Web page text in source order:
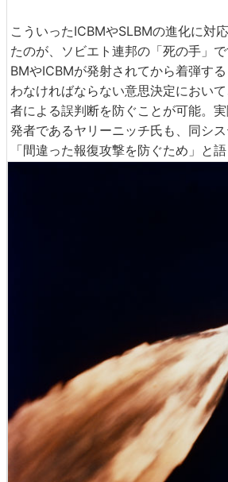
こういったICBMやSLBMの進化に対
たのが、ソビエト連邦の「死の手」
BMやICBMが発射されてから着弾す
わなければならない意思決定におい
者による誤判断を防ぐことが可能。
発者であるヤリーニッチ氏も、同シ
「間違った報復攻撃を防ぐため」と語